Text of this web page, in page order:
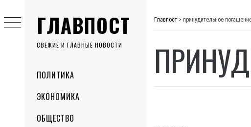
ГЛАВПОСТ
СВЕЖИЕ И ГЛАВНЫЕ НОВОСТИ
MenuПОЛИТИКА
ЭКОНОМИКА
ОБЩЕСТВО
to
content
Главпост > принудительное